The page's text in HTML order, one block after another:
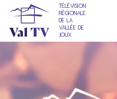
TÉLÉVISION
RÉGIONALE
DE LA
VALLÉE DE
JOUX